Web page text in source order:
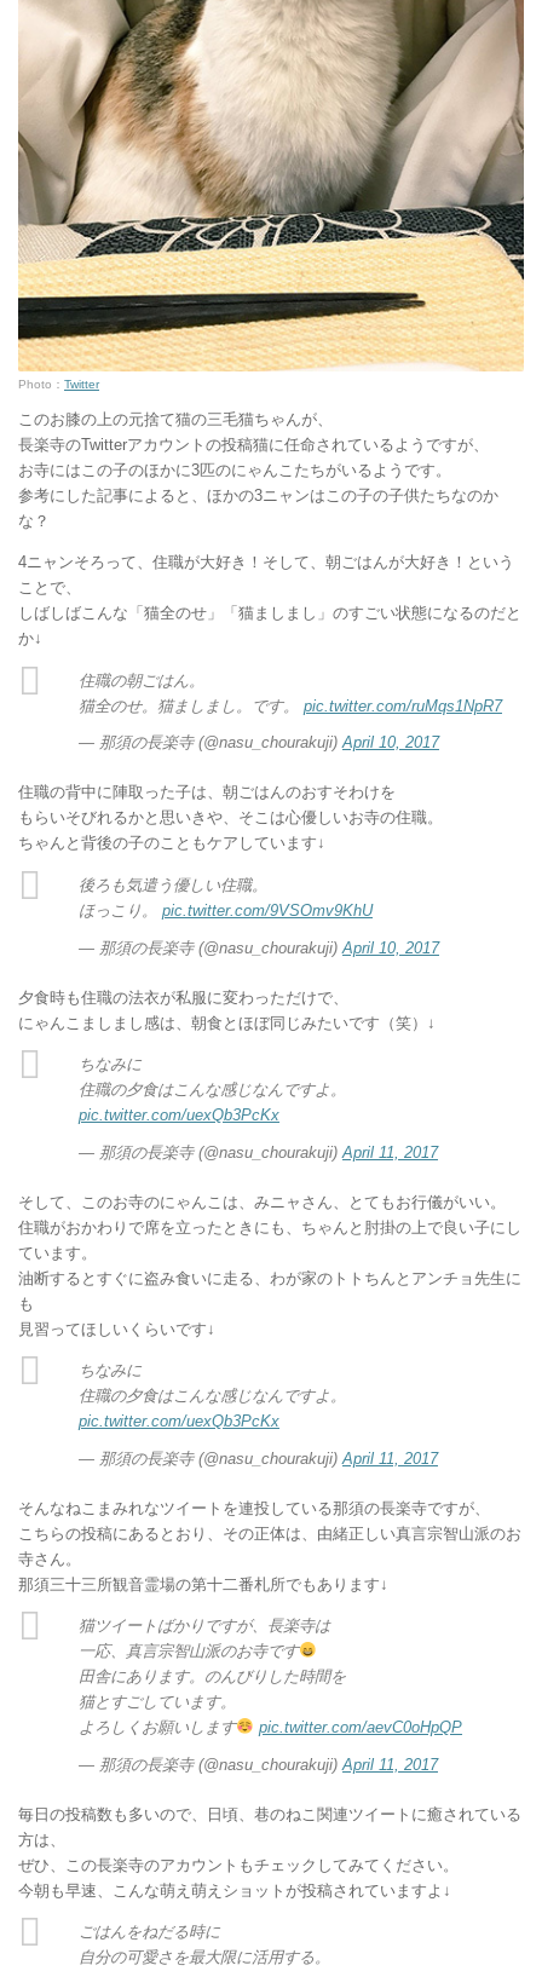
Photo： Twitter
このお膝の上の元捨て猫の三毛猫ちゃんが、
長楽寺のTwitterアカウントの投稿猫に任命されているようですが、
お寺にはこの子のほかに3匹のにゃんこたちがいるようです。
参考にした記事によると、ほかの3ニャンはこの子の子供たちなのか
な？
4ニャンそろって、住職が大好き！そして、朝ごはんが大好き！という
ことで、
しばしばこんな「猫全のせ」「猫ましまし」のすごい状態になるのだと
か↓
住職の朝ごはん。
猫全のせ。猫ましまし。です。 pic.twitter.com/ruMqs1NpR7
— 那須の長楽寺 (@nasu_chourakuji)April 10, 2017
住職の背中に陣取った子は、朝ごはんのおすそわけを
もらいそびれるかと思いきや、そこは心優しいお寺の住職。
ちゃんと背後の子のこともケアしています↓
後ろも気遣う優しい住職。
ほっこり。 pic.twitter.com/9VSOmv9KhU
— 那須の長楽寺 (@nasu_chourakuji) April 10, 2017
夕食時も住職の法衣が私服に変わっただけで、
にゃんこましまし感は、朝食とほぼ同じみたいです（笑）↓
ちなみに
住職の夕食はこんな感じなんですよ。
pic.twitter.com/uexQb3PcKx
— 那須の長楽寺 (@nasu_chourakuji) April 11, 2017
そして、このお寺のにゃんこは、みニャさん、とてもお行儀がいい。
住職がおかわりで席を立ったときにも、ちゃんと肘掛の上で良い子にし
ています。
油断するとすぐに盗み食いに走る、わが家のトトちんとアンチョ先生に
も
見習ってほしいくらいです↓
ちなみに
住職の夕食はこんな感じなんですよ。
pic.twitter.com/uexQb3PcKx
— 那須の長楽寺 (@nasu_chourakuji) April 11, 2017
そんなねこまみれなツイートを連投している那須の長楽寺ですが、
こちらの投稿にあるとおり、その正体は、由緒正しい真言宗智山派のお
寺さん。
那須三十三所観音霊場の第十二番札所でもあります↓
猫ツイートばかりですが、長楽寺は
一応、真言宗智山派のお寺です
田舎にあります。のんびりした時間を
猫とすごしています。
よろしくお願いします
pic.twitter.com/aevC0oHpQP
— 那須の長楽寺 (@nasu_chourakuji) April 11, 2017
毎日の投稿数も多いので、日頃、巷のねこ関連ツイートに癒されている
方は、
ぜひ、この長楽寺のアカウントもチェックしてみてください。
今朝も早速、こんな萌え萌えショットが投稿されていますよ↓
ごはんをねだる時に
自分の可愛さを最大限に活用する。